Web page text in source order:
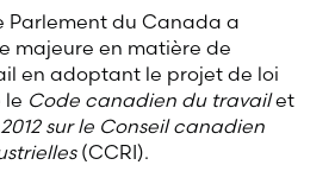
professionnels
œuvrant dans
divers domaines
d’emploi.
Parlement du Canada a
majeure en matière de
en adoptant le projet de loi
le Code canadien du travailet
sur le Conseil canadien
(CCRI).